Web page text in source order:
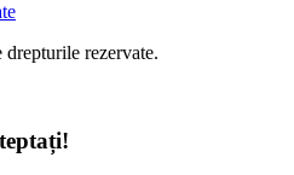
rezervate.